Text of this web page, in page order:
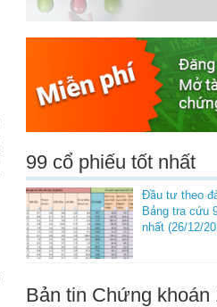
99 cổ phiếu tốt nhất
Đầu tư theo
Bảng tra cứu
nhất (26/12/
Bản tin Chứng khoán